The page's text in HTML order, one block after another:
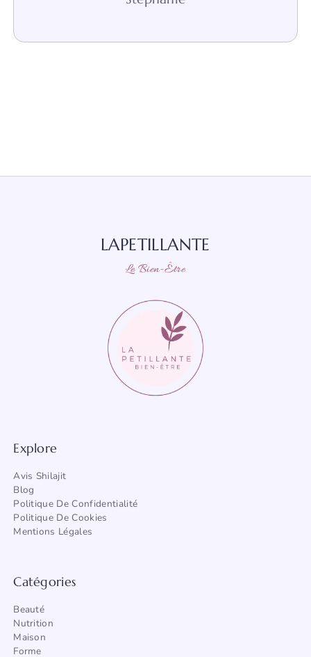
LAPETILLANTE
Le Bien-Être
Explore
Avis Shilajit
Blog
Politique De Confidentialité
Politique De Cookies
Mentions Légales
Catégories
Beauté
Nutrition
Maison
Forme